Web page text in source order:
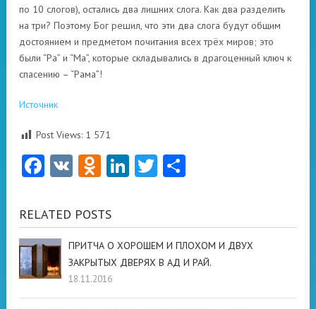
по 10 слогов), остались два лишних слога. Как два разделить
на три? Поэтому Бог решил, что эти два слога будут общим
достоянием и предметом почитания всех трёх миров; это
были “Ра” и “Ма”, которые складывались в драгоценный ключ к
спасению – “Рама”!
Источник
Post Views: 1 571
Facebook
VK Odnoklassniki
LinkedIn
Twitter
RELATED POSTS
ПРИТЧА О ХОРОШЕМ И ПЛОХОМ И ДВУХ
ЗАКРЫТЫХ ДВЕРЯХ В АД И РАЙ.
18.11.2016